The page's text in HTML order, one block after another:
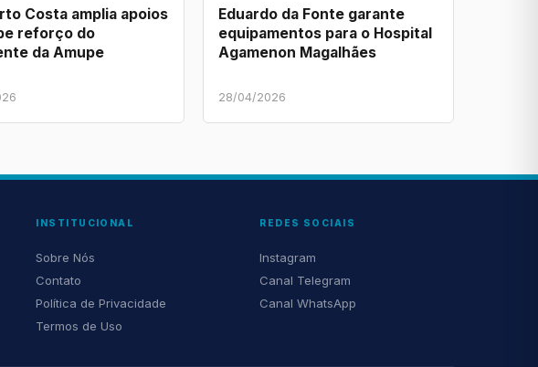
Costa amplia apoios
reforço do
da Amupe
Eduardo da Fonte garante
equipamentos para o Hospital
Agamenon Magalhães
28/04/2026
INSTITUCIONAL
Sobre Nós
Contato
Política de Privacidade
Termos de Uso
REDES SOCIAIS
Instagram
Canal Telegram
Canal WhatsApp